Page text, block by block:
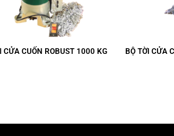
CỬA CUỐN ROBUST 1000 KG BỘ TỜI CỬA